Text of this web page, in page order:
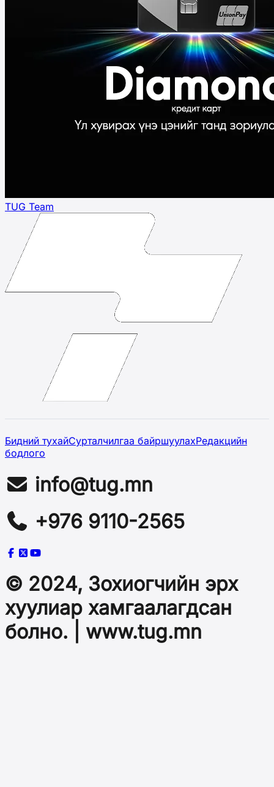
TUG Team
Бидний тухайСурталчилгаа байршуулахРедакцийн
бодлого
info@tug.mn
+976 9110-2565
© 2024, Зохиогчийн эрх
хуулиар хамгаалагдсан
болно. | www.tug.mn